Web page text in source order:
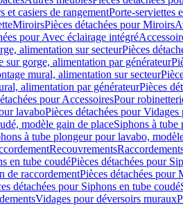
et casiers de rangementPorte-serviettes
MiroirsPièces détachées pour Miroirs
pour Avec éclairage intégré
alimentation sur secteurPièces
sur gorge, alimentation par générateur
mural, alimentation sur secteur
alimentation par générateurPièces
pour AccessoiresPour
lavaboPièces détachées pour
modèle gain de placeSiphons à
à tube plongeur pour lavabo,
Recouvrements
en tube coudéPièces détachées pour
de raccordementPièces détachées pour
détachées pour Siphons en tube coudé
Vidages pour déversoirs muraux